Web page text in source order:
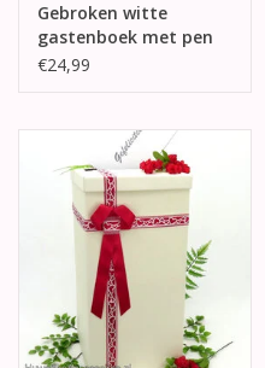
Gebroken witte
gastenboek met pen
€24,99